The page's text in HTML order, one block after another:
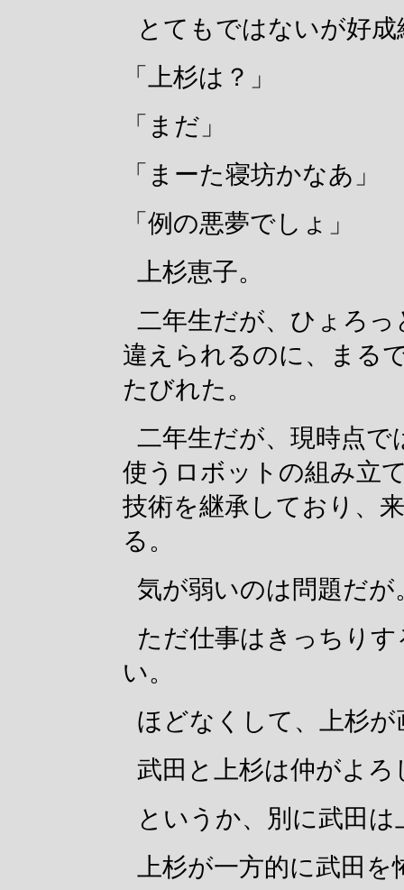
とてもではないが好
「上杉は？」
「まだ」
「まーた寝坊かなあ」
「例の悪夢でしょ」
上杉恵子。
二年生だが、ひょろ
違えられるのに、まる
たびれた。
二年生だが、現時点
使うロボットの組み立
技術を継承しており、
る。
気が弱いのは問題だが
ただ仕事はきっちり
い。
ほどなくして、上杉
武田と上杉は仲がよろ
というか、別に武田
上杉が一方的に武田